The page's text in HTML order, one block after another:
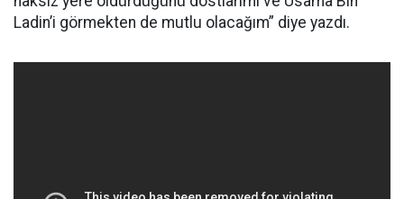
Ladin’i görmekten de mutlu olacağım” diye yazdı.